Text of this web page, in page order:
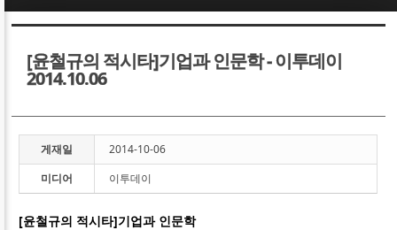
[윤철규의 적시타]기업과 인문학 - 이투데이
2014.10.06
게재일
2014-10-06
미디어
이투데이
[윤철규의 적시타]기업과 인문학
Sketchbook5, 스케치북5
Sketchbook5, 스케치북5
Sketchbook5, 스케치북5
Sketchbook5, 스케치북5